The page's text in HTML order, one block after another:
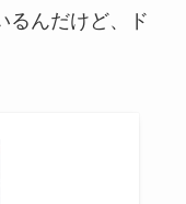
るんだけど、ド